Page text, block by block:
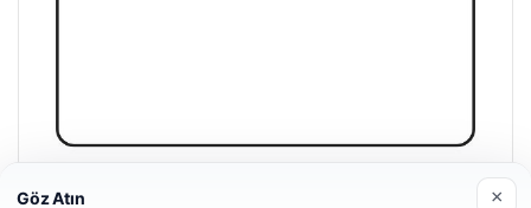
Enes Kaplan Avukatlık Bürosu
Göz Atın ×